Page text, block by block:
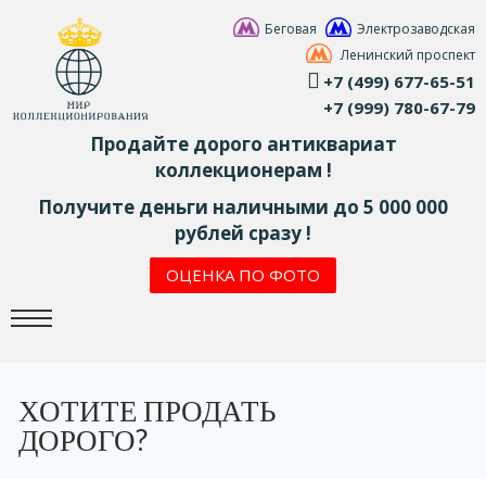
Беговая
Электрозаводская
Ленинский проспект
+7 (499) 677-65-51
+7 (999) 780-67-79
Продайте дорого антиквариат
коллекционерам !
Получите деньги наличными до 5 000 000
рублей сразу !
ОЦЕНКА ПО ФОТО
ХОТИТЕ ПРОДАТЬ
ДОРОГО?